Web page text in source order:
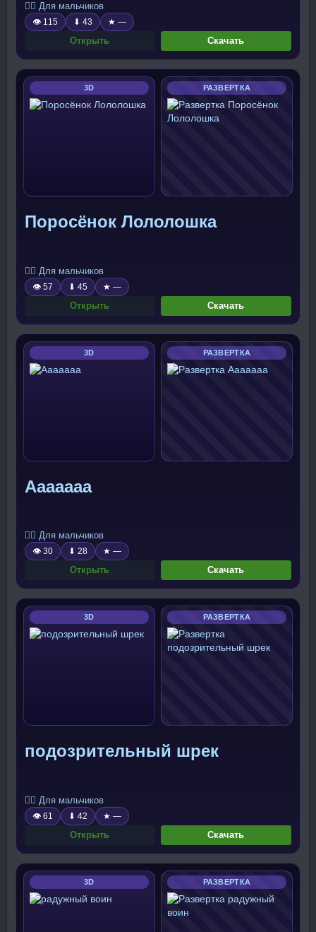
🧍‍♂️ Для мальчиков
👁 115 ⬇ 43 ★ —
Открыть Скачать
3D РАЗВЕРТКА
Поросёнок Лололошка
🧍‍♂️ Для мальчиков
👁 57 ⬇ 45 ★ —
Открыть Скачать
3D РАЗВЕРТКА
Ааааааа
🧍‍♂️ Для мальчиков
👁 30 ⬇ 28 ★ —
Открыть Скачать
3D РАЗВЕРТКА
подозрительный шрек
🧍‍♂️ Для мальчиков
👁 61 ⬇ 42 ★ —
Открыть Скачать
3D РАЗВЕРТКА